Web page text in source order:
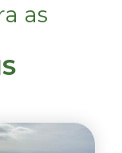
as